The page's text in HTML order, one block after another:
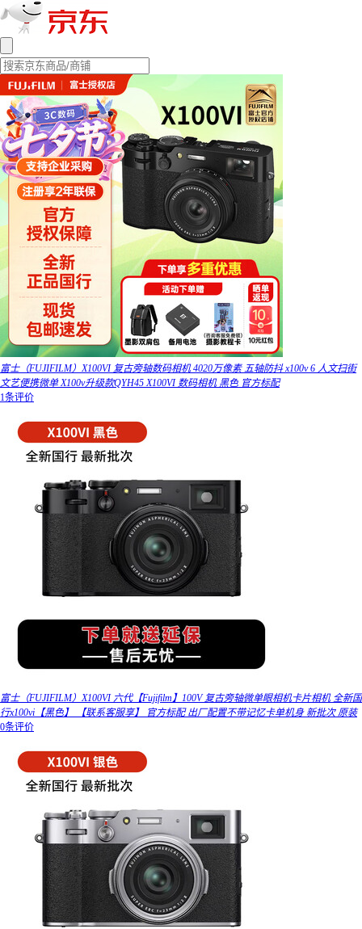
富士（FUJIFILM）X100VI 复古旁轴数码相机 4020万像素 五轴防抖 x100v 6 人文扫街
文艺便携微单 X100v升级款QYH45 X100VI 数码相机 黑色 官方标配
1条评价
富士（FUJIFILM）X100VI 六代【Fujifilm】100V 复古旁轴微单眼相机卡片相机 全新国
行x100vi【黑色】 【联系客服享】 官方标配 出厂配置不带记忆卡单机身 新批次 原装
0条评价